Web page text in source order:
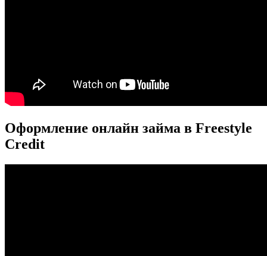
Оформление онлайн займа в Freestyle
Credit